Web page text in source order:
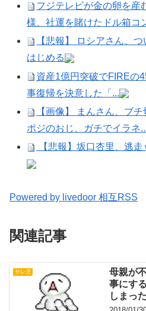
フジテレビが金の卵を産
様、社運を賭けたドル箱コ
【悲報】 ロシアさん、
はじめる
資産1億円突破でFIREの
事復帰を決意した「...
【画像】 まんさん、ブ
ポジのおじ、ガチでイラネ
【悲報】坂口杏里、逃
Powered by livedoor 相互RSS
関連記事
サレ児
母親が
事にす
しまっ
しまっ